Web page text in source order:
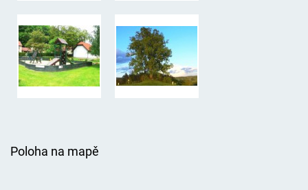
Poloha na mapě